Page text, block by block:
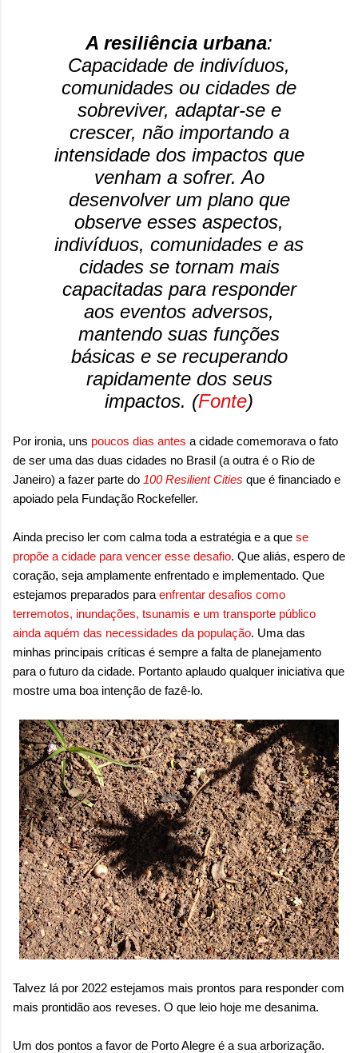
A resiliência urbana:
Capacidade de indivíduos,
comunidades ou cidades de
sobreviver, adaptar-se e
crescer, não importando a
intensidade dos impactos que
venham a sofrer. Ao
desenvolver um plano que
observe esses aspectos,
indivíduos, comunidades e as
cidades se tornam mais
capacitadas para responder
aos eventos adversos,
mantendo suas funções
básicas e se recuperando
rapidamente dos seus
impactos. (Fonte)
Por ironia, uns poucos dias antes a cidade comemorava o fato
de ser uma das duas cidades no Brasil (a outra é o Rio de
Janeiro) a fazer parte do 100 Resilient Cities que é financiado e
apoiado pela Fundação Rockefeller.
Ainda preciso ler com calma toda a estratégia e a que se
propõe a cidade para vencer esse desafio. Que aliás, espero de
coração, seja amplamente enfrentado e implementado. Que
estejamos preparados para enfrentar desafios como
terremotos, inundações, tsunamis e um transporte público
ainda aquém das necessidades da população. Uma das
minhas principais críticas é sempre a falta de planejamento
para o futuro da cidade. Portanto aplaudo qualquer iniciativa que
mostre uma boa intenção de fazê-lo.
Talvez lá por 2022 estejamos mais prontos para responder com
mais prontidão aos reveses. O que leio hoje me desanima.
Um dos pontos a favor de Porto Alegre é a sua arborização.